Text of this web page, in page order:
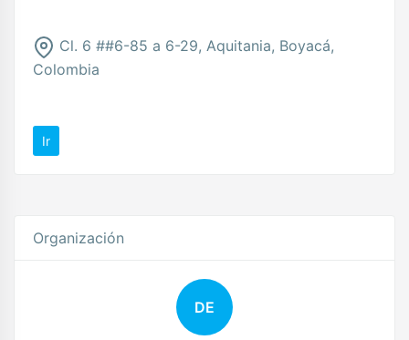
Cl. 6 ##6-85 a 6-29, Aquitania, Boyacá,
Colombia
Ir
Organización
DE